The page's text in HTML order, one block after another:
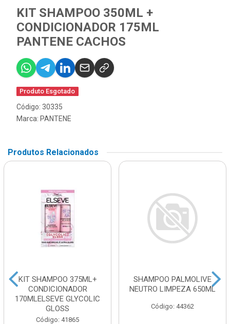
KIT SHAMPOO 350ML +
CONDICIONADOR 175ML
PANTENE CACHOS
Produto Esgotado
Código: 30335
Marca: PANTENE
Produtos Relacionados
KIT SHAMPOO 375ML+
CONDICIONADOR
170MLELSEVE GLYCOLIC
GLOSS
Código: 41865
SHAMPOO PALMOLIVE
NEUTRO LIMPEZA 650ML
Código: 44362